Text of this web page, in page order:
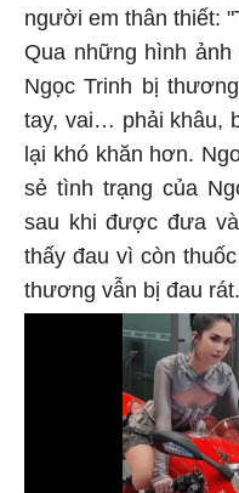
người em thân thiết:
Qua những hình
Ngọc Trinh bị
tay, vai… phải khâu,
lại khó khăn hơn.
sẻ tình trạng của
sau khi được đưa
thấy đau vì còn
thương vẫn bị đau rát.